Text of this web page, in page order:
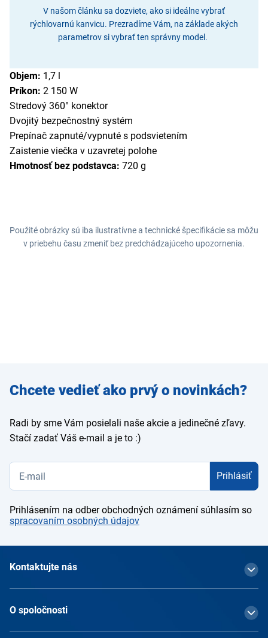
V našom článku sa dozviete, ako si ideálne vybrať
rýchlovarnú kanvicu. Prezradíme Vám, na základe akých
parametrov si vybrať ten správny model.
Objem: 1,7 l
Príkon: 2 150 W
Stredový 360° konektor
Dvojitý bezpečnostný systém
Prepínač zapnuté/vypnuté s podsvietením
Zaistenie viečka v uzavretej polohe
Hmotnosť bez podstavca: 720 g
Použité obrázky sú iba ilustratívne a technické špecifikácie sa môžu
v priebehu času zmeniť bez predchádzajúceho upozornenia.
Zadajte
e-mail
Chcete vedieť ako prvý o novinkách?
Radi by sme Vám posielali naše akcie a jedinečné zľavy.
Stačí zadať Váš e-mail a je to :)
Prihlásiť
Prihlásením na odber obchodných oznámení súhlasím so
spracovaním osobných údajov
Kontaktujte nás
O spoločnosti